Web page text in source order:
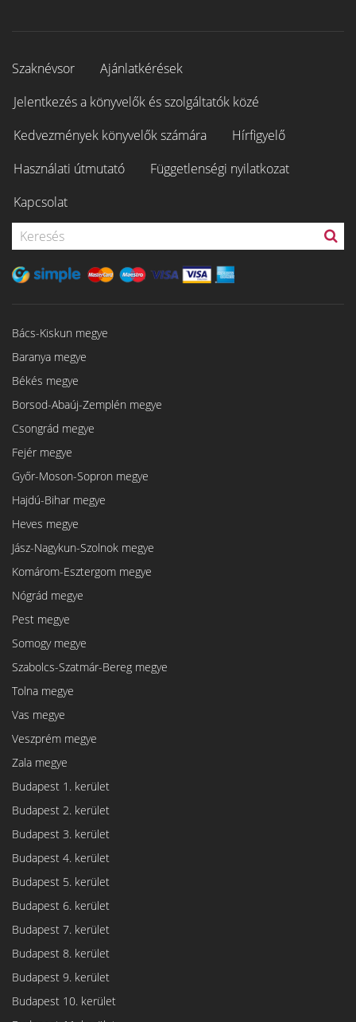
Szaknévsor
Ajánlatkérések
Jelentkezés a könyvelők és szolgáltatók közé
Kedvezmények könyvelők számára
Hírfigyelő
Használati útmutató
Függetlenségi nyilatkozat
Kapcsolat
Bács-Kiskun megye
Baranya megye
Békés megye
Borsod-Abaúj-Zemplén megye
Csongrád megye
Fejér megye
Győr-Moson-Sopron megye
Hajdú-Bihar megye
Heves megye
Jász-Nagykun-Szolnok megye
Komárom-Esztergom megye
Nógrád megye
Pest megye
Somogy megye
Szabolcs-Szatmár-Bereg megye
Tolna megye
Vas megye
Veszprém megye
Zala megye
Budapest 1. kerület
Budapest 2. kerület
Budapest 3. kerület
Budapest 4. kerület
Budapest 5. kerület
Budapest 6. kerület
Budapest 7. kerület
Budapest 8. kerület
Budapest 9. kerület
Budapest 10. kerület